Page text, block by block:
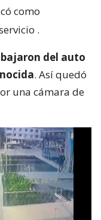
como
.
del auto
. Así quedó
una cámara de